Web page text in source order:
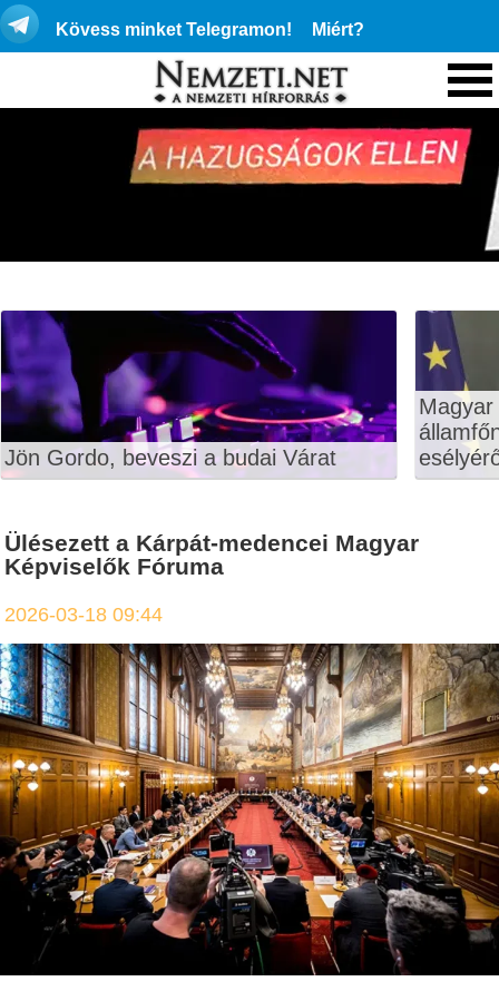
Kövess minket Telegramon! Miért?
Jön Gordo, beveszi a budai Várat
Ülésezett a Kárpát-medencei Magyar
Képviselők Fóruma
2026-03-18 09:44